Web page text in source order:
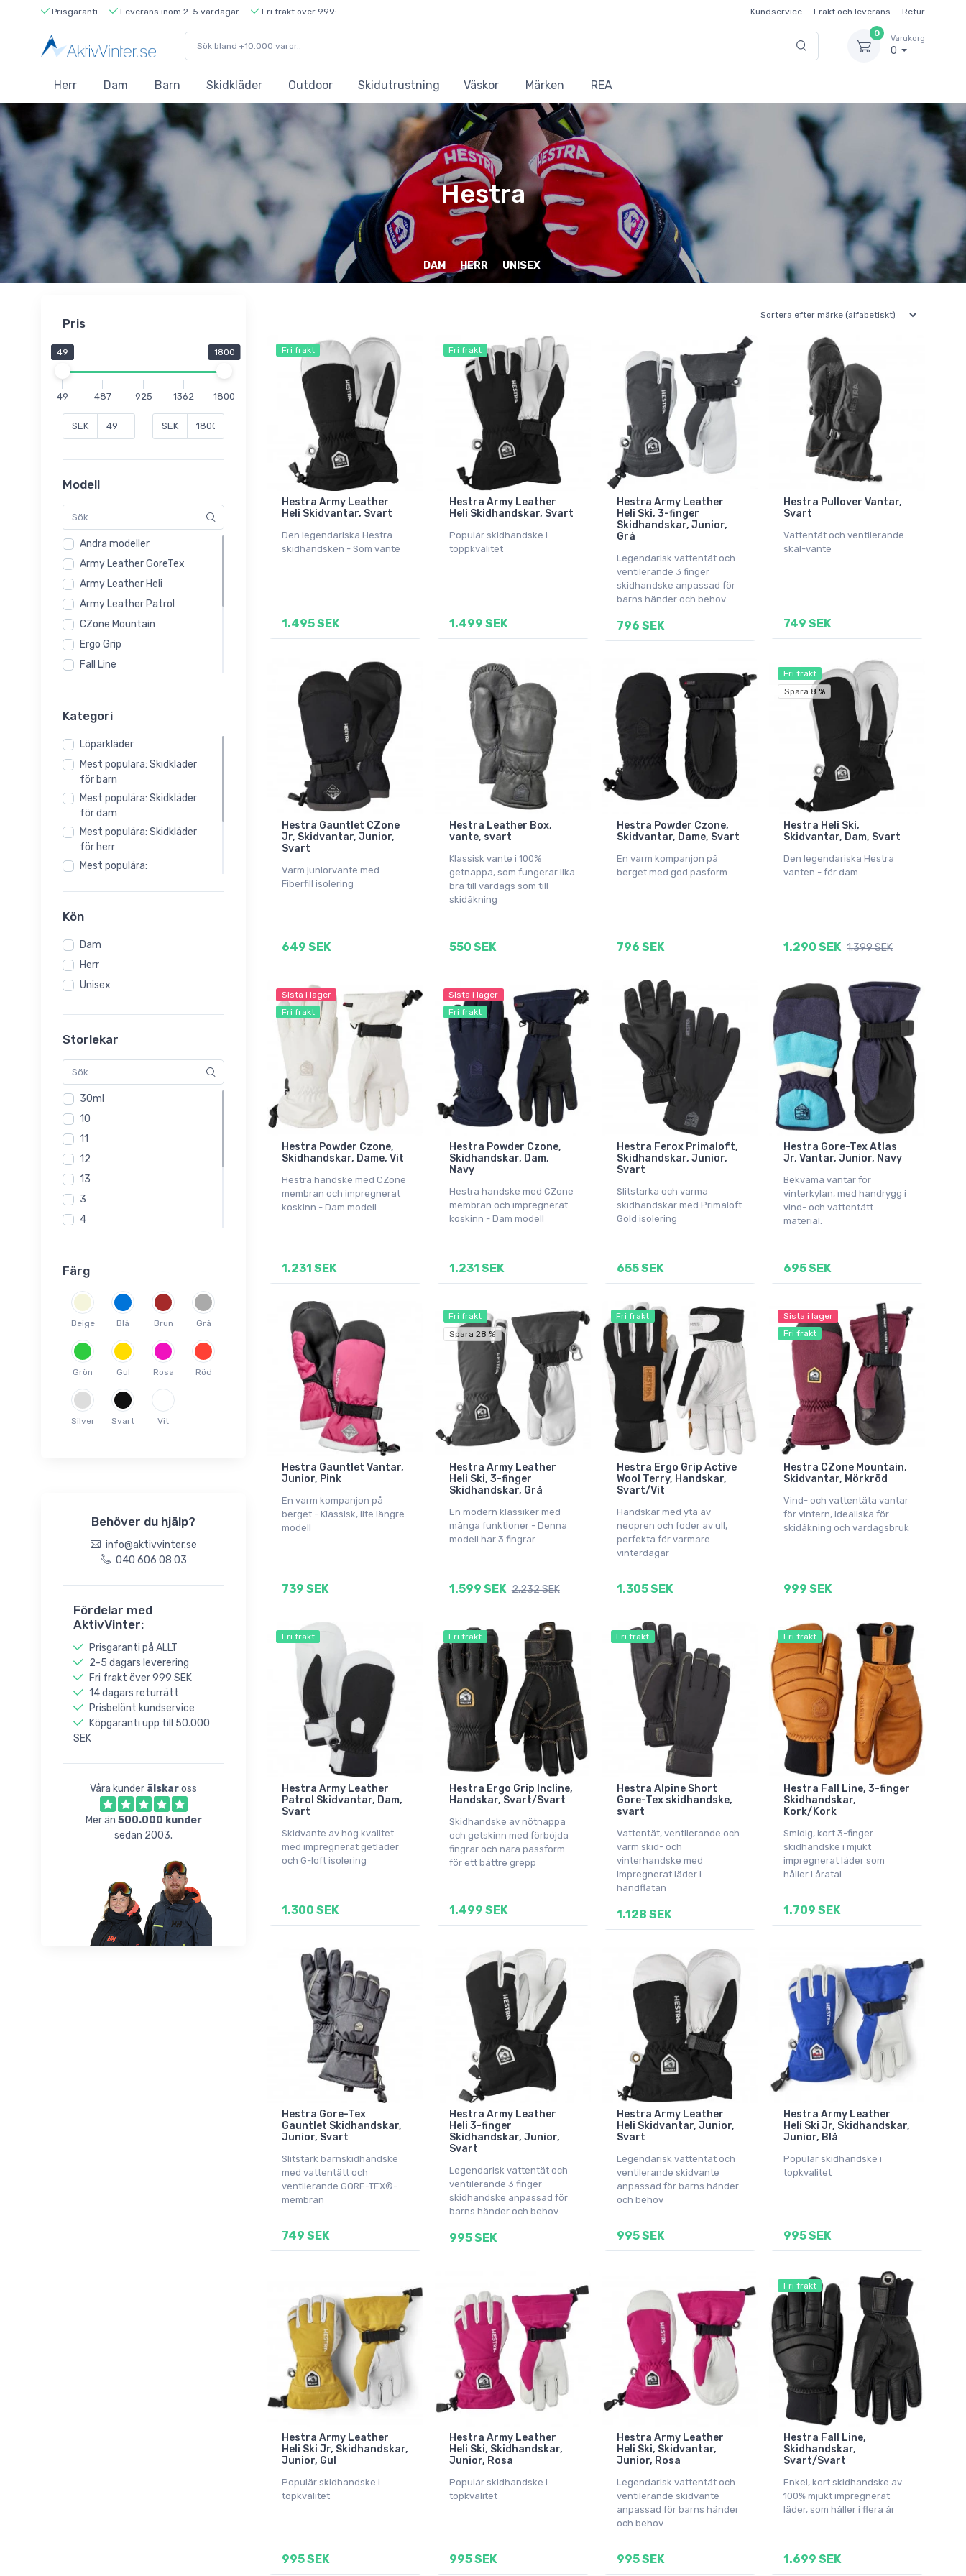
Prisgaranti Leverans inom 2-5 vardagar Fri frakt över 999:- Kundservice Frakt och leverans Retur
0
Varukorg
0
Herr Dam Barn Skidkläder Outdoor Skidutrustning Väskor Märken REA
Hestra
DAM HERR UNISEX
Pris
49 1800
49 487 925 1362 1800
SEK SEK
Modell
Andra modeller
Army Leather GoreTex
Army Leather Heli
Army Leather Patrol
CZone Mountain
Ergo Grip
Fall Line
Gore-Tex
Heli Ski
Liner
Powder Czone
Primaloft
Kategori
Löparkläder
Mest populära: Skidkläder
för barn
Mest populära: Skidkläder
för dam
Mest populära: Skidkläder
för herr
Mest populära:
Skidhandskar för dam
Skidhandskar för herr
Tvätt och impregnering
Kön
Dam
Herr
Unisex
Storlekar
30ml
10
11
12
13
3
4
7
9
Onesize
Färg
Beige Blå Brun Grå
Grön Gul Rosa Röd
Silver Svart Vit
Behöver du hjälp?
info@aktivvinter.se
040 606 08 03
Fördelar med
AktivVinter:
Prisgaranti på ALLT
2-5 dagars leverering
Fri frakt över 999 SEK
14 dagars returrätt
Prisbelönt kundservice
Köpgaranti upp till 50.000
SEK
Våra kunder älskaross
Mer än 500.000 kunder
sedan 2003.
Fri frakt
Hestra Army Leather
Heli Skidvantar, Svart
Den legendariska Hestra
skidhandsken - Som vante
1.495 SEK
Fri frakt
Hestra Army Leather
Heli Skidhandskar, Svart
Populär skidhandske i
toppkvalitet
1.499 SEK
Hestra Army Leather
Heli Ski, 3-finger
Skidhandskar, Junior,
Grå
Legendarisk vattentät och
ventilerande 3 finger
skidhandske anpassad för
barns händer och behov
796 SEK
Hestra Pullover Vantar,
Svart
Vattentät och ventilerande
skal-vante
749 SEK
Hestra Gauntlet CZone
Jr, Skidvantar, Junior,
Svart
Varm juniorvante med
Fiberfill isolering
649 SEK
Hestra Leather Box,
vante, svart
Klassisk vante i 100%
getnappa, som fungerar lika
bra till vardags som till
skidåkning
550 SEK
Hestra Powder Czone,
Skidvantar, Dame, Svart
En varm kompanjon på
berget med god pasform
796 SEK
Fri frakt
Spara 8 %
Hestra Heli Ski,
Skidvantar, Dam, Svart
Den legendariska Hestra
vanten - för dam
1.290 SEK 1.399 SEK
Sista i lager
Fri frakt
Hestra Powder Czone,
Skidhandskar, Dame, Vit
Hestra handske med CZone
membran och impregnerat
koskinn - Dam modell
1.231 SEK
Sista i lager
Fri frakt
Hestra Powder Czone,
Skidhandskar, Dam,
Navy
Hestra handske med CZone
membran och impregnerat
koskinn - Dam modell
1.231 SEK
Hestra Ferox Primaloft,
Skidhandskar, Junior,
Svart
Slitstarka och varma
skidhandskar med Primaloft
Gold isolering
655 SEK
Hestra Gore-Tex Atlas
Jr, Vantar, Junior, Navy
Bekväma vantar för
vinterkylan, med handrygg i
vind- och vattentätt
material.
695 SEK
Hestra Gauntlet Vantar,
Junior, Pink
En varm kompanjon på
berget - Klassisk, lite längre
modell
739 SEK
Fri frakt
Spara 28 %
Hestra Army Leather
Heli Ski, 3-finger
Skidhandskar, Grå
En modern klassiker med
många funktioner - Denna
modell har 3 fingrar
1.599 SEK 2.232 SEK
Fri frakt
Hestra Ergo Grip Active
Wool Terry, Handskar,
Svart/Vit
Handskar med yta av
neopren och foder av ull,
perfekta för varmare
vinterdagar
1.305 SEK
Sista i lager
Fri frakt
Hestra CZone Mountain,
Skidvantar, Mörkröd
Vind- och vattentäta vantar
för vintern, idealiska för
skidåkning och vardagsbruk
999 SEK
Fri frakt
Hestra Army Leather
Patrol Skidvantar, Dam,
Svart
Skidvante av hög kvalitet
med impregnerat getläder
och G-loft isolering
1.300 SEK
Fri frakt
Hestra Ergo Grip Incline,
Handskar, Svart/Svart
Skidhandske av nötnappa
och getskinn med förböjda
fingrar och nära passform
för ett bättre grepp
1.499 SEK
Fri frakt
Hestra Alpine Short
Gore-Tex skidhandske,
svart
Vattentät, ventilerande och
varm skid- och
vinterhandske med
impregnerat läder i
handflatan
1.128 SEK
Fri frakt
Hestra Fall Line, 3-finger
Skidhandskar,
Kork/Kork
Smidig, kort 3-finger
skidhandske i mjukt
impregnerat läder som
håller i åratal
1.709 SEK
Hestra Gore-Tex
Gauntlet Skidhandskar,
Junior, Svart
Slitstark barnskidhandske
med vattentätt och
ventilerande GORE-TEX®-
membran
749 SEK
Hestra Army Leather
Heli 3-finger
Skidhandskar, Junior,
Svart
Legendarisk vattentät och
ventilerande 3 finger
skidhandske anpassad för
barns händer och behov
995 SEK
Hestra Army Leather
Heli Skidvantar, Junior,
Svart
Legendarisk vattentät och
ventilerande skidvante
anpassad för barns händer
och behov
995 SEK
Hestra Army Leather
Heli Ski Jr, Skidhandskar,
Junior, Blå
Populär skidhandske i
topkvalitet
995 SEK
Hestra Army Leather
Heli Ski Jr, Skidhandskar,
Junior, Gul
Populär skidhandske i
topkvalitet
995 SEK
Hestra Army Leather
Heli Ski, Skidhandskar,
Junior, Rosa
Populär skidhandske i
topkvalitet
995 SEK
Hestra Army Leather
Heli Ski, Skidvantar,
Junior, Rosa
Legendarisk vattentät och
ventilerande skidvante
anpassad för barns händer
och behov
995 SEK
Fri frakt
Hestra Fall Line,
Skidhandskar,
Svart/Svart
Enkel, kort skidhandske av
100% mjukt impregnerat
läder, som håller i flera år
1.699 SEK